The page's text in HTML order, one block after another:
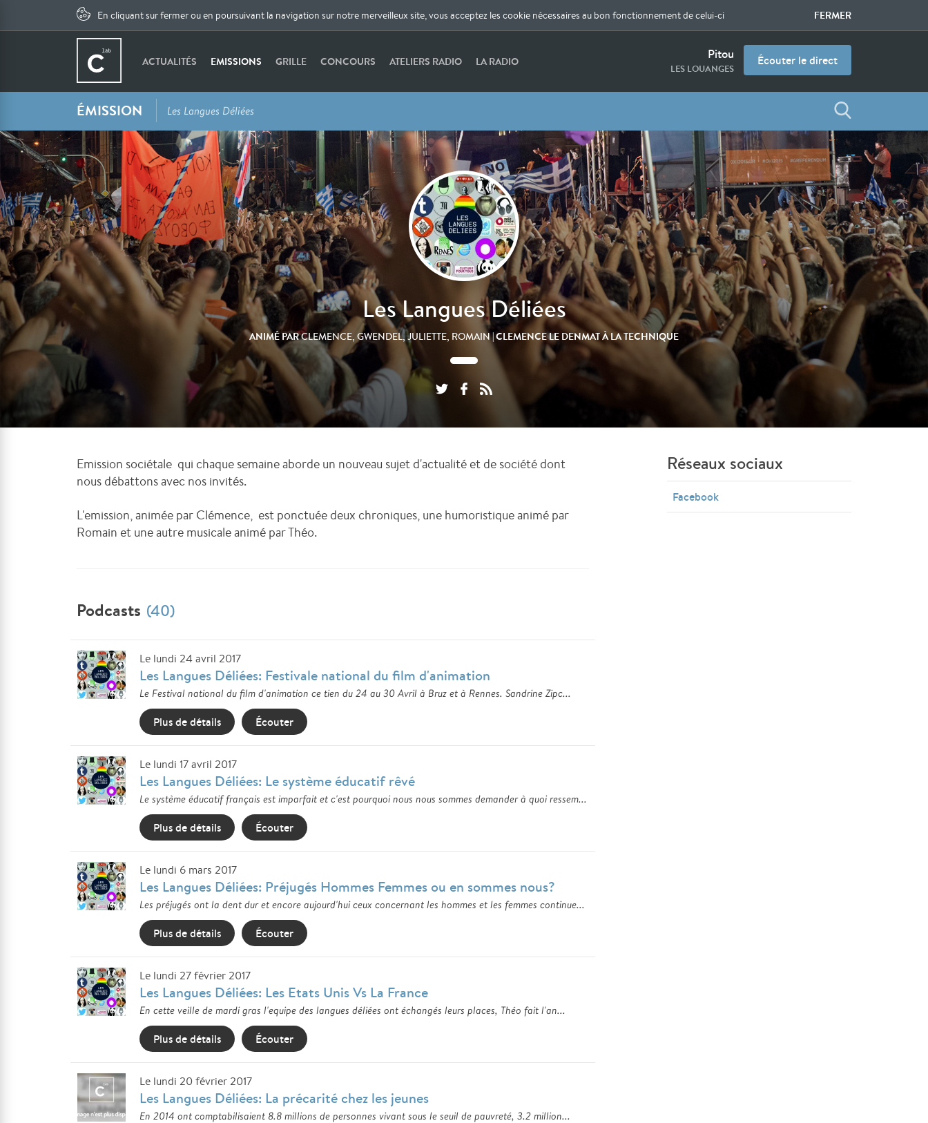
En cliquant sur fermer ou en poursuivant la navigation sur notre merveilleux site, vous acceptez les cookie nécessaires au bon fonctionnement de celui-ci FERMER
ACTUALITÉS EMISSIONS GRILLE CONCOURS ATELIERS RADIO LA RADIO Pitou
LES LOUANGES
Écouter le direct
ÉMISSION Les Langues Déliées
Les Langues Déliées
ANIMÉ PARCLEMENCE, GWENDEL, JULIETTE, ROMAIN| CLEMENCE LE DENMAT À LA TECHNIQUE
Emission sociétale qui chaque semaine aborde un nouveau sujet d'actualité et de société dont
nous débattons avec nos invités.
L'emission, animée par Clémence, est ponctuée deux chroniques, une humoristique animé par
Romain et une autre musicale animé par Théo.
Podcasts (40)
Le lundi 24 avril 2017
Les Langues Déliées: Festivale national du film d'animation
Le Festival national du film d'animation ce tien du 24 au 30 Avril à Bruz et à Rennes. Sandrine Zipc...
Plus de détails Écouter
Le lundi 17 avril 2017
Les Langues Déliées: Le système éducatif rêvé
Le système éducatif français est imparfait et c'est pourquoi nous nous sommes demander à quoi ressem...
Plus de détails Écouter
Le lundi 6 mars 2017
Les Langues Déliées: Préjugés Hommes Femmes ou en sommes nous?
Les préjugés ont la dent dur et encore aujourd'hui ceux concernant les hommes et les femmes continue...
Plus de détails Écouter
Le lundi 27 février 2017
Les Langues Déliées: Les Etats Unis Vs La France
En cette veille de mardi gras l'equipe des langues déliées ont échangés leurs places, Théo fait l'an...
Plus de détails Écouter
Le lundi 20 février 2017
Les Langues Déliées: La précarité chez les jeunes
En 2014 ont comptabilisaient 8.8 millions de personnes vivant sous le seuil de pauvreté, 3.2 million...
Réseaux sociaux
Facebook